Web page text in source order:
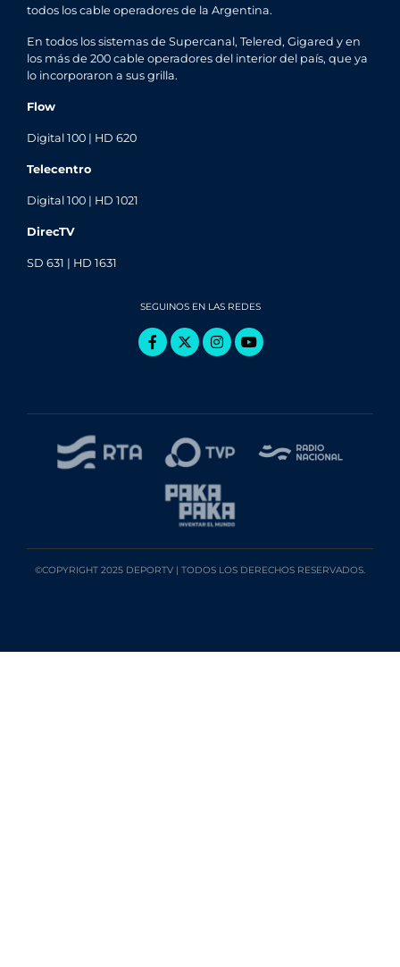
todos los cable operadores de la Argentina.
En todos los sistemas de Supercanal, Telered, Gigared y en
los más de 200 cable operadores del interior del país, que ya
lo incorporaron a sus grilla.
Flow
Digital 100 | HD 620
Telecentro
Digital 100 | HD 1021
DirecTV
SD 631 | HD 1631
SEGUINOS EN LAS REDES
©COPYRIGHT 2025 DEPORTV | TODOS LOS DERECHOS RESERVADOS.